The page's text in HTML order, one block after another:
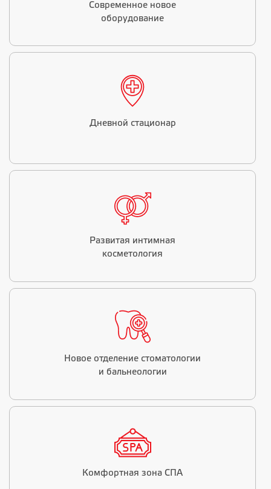
Современное новое
оборудование
Дневной стационар
Развитая интимная
косметология
Новое отделение стоматологии
и бальнеологии
Комфортная зона СПА